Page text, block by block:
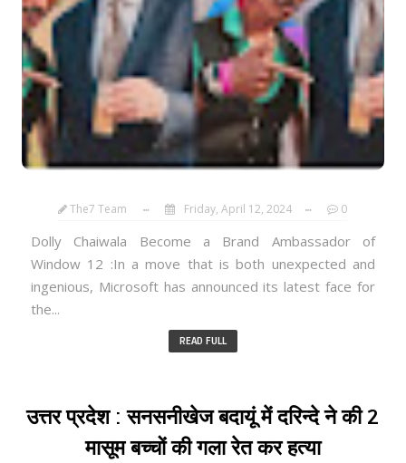
The7 Team Friday, April 12, 2024 0
Dolly Chaiwala Become a Brand Ambassador of
Window 12 :In a move that is both unexpected and
ingenious, Microsoft has announced its latest face for
the...
READ FULL
उत्तर प्रदेश : सनसनीखेज बदायूं में दरिन्दे ने की 2
मासूम बच्चों की गला रेत कर हत्या